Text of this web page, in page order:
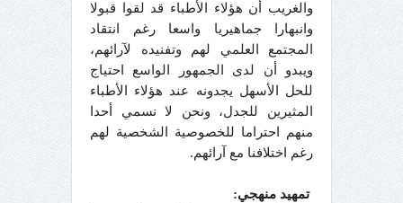
والغريب أن هؤلاء الأطباء قد لقوا قبولا
وانبهارا جماهيريا واسعا رغم انتقاد
المجتمع العلمي لهم وتفنيده لآرائهم،
ويبدو أن لدى الجمهور الواسع احتياج
للحل الأسهل يجدونه عند هؤلاء الأطباء
المثيرين للجدل، ونحن لا نسمي أحدا
منهم احتراما للخصوصية الشخصية لهم
رغم اختلافنا مع آرائهم.
تمهيد منهجي: